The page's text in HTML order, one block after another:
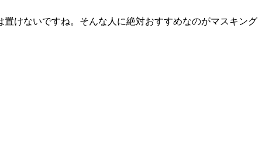
けないですね。そんな人に絶対おすすめなのがマスキング